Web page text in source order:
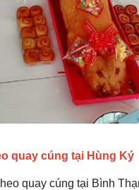
quay cúng tại Hùng Ký
quay cúng tại Bình